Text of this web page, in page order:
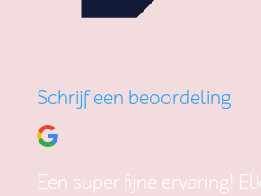
Schrijf een beoordeling
Een super fijne ervaring!